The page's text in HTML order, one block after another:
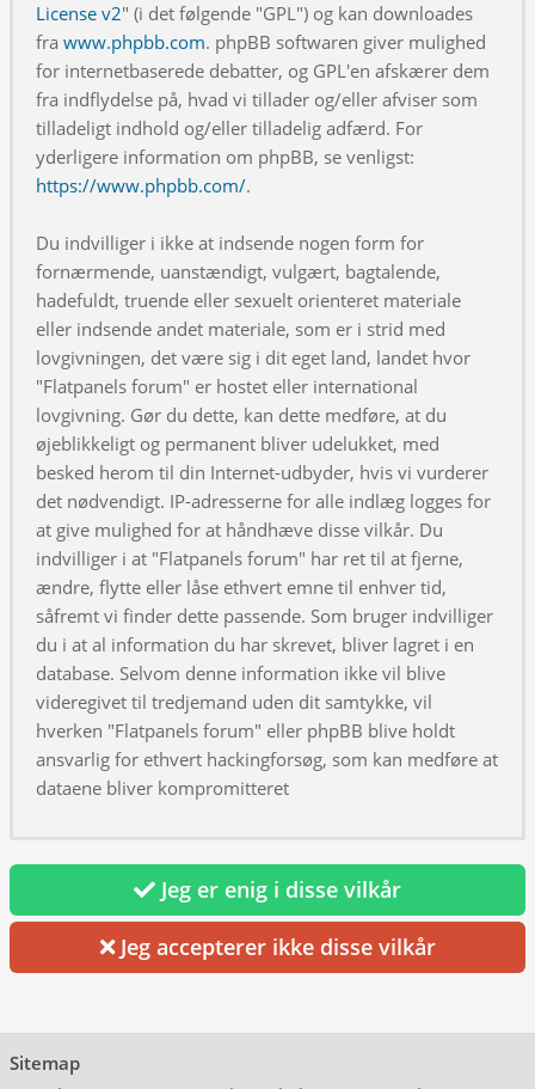
License v2" (i det følgende "GPL") og kan downloades
fra www.phpbb.com. phpBB softwaren giver mulighed
for internetbaserede debatter, og GPL'en afskærer dem
fra indflydelse på, hvad vi tillader og/eller afviser som
tilladeligt indhold og/eller tilladelig adfærd. For
yderligere information om phpBB, se venligst:
https://www.phpbb.com/.
Du indvilliger i ikke at indsende nogen form for
fornærmende, uanstændigt, vulgært, bagtalende,
hadefuldt, truende eller sexuelt orienteret materiale
eller indsende andet materiale, som er i strid med
lovgivningen, det være sig i dit eget land, landet hvor
"Flatpanels forum" er hostet eller international
lovgivning. Gør du dette, kan dette medføre, at du
øjeblikkeligt og permanent bliver udelukket, med
besked herom til din Internet-udbyder, hvis vi vurderer
det nødvendigt. IP-adresserne for alle indlæg logges for
at give mulighed for at håndhæve disse vilkår. Du
indvilliger i at "Flatpanels forum" har ret til at fjerne,
ændre, flytte eller låse ethvert emne til enhver tid,
såfremt vi finder dette passende. Som bruger indvilliger
du i at al information du har skrevet, bliver lagret i en
database. Selvom denne information ikke vil blive
videregivet til tredjemand uden dit samtykke, vil
hverken "Flatpanels forum" eller phpBB blive holdt
ansvarlig for ethvert hackingforsøg, som kan medføre at
dataene bliver kompromitteret
Jeg er enig i disse vilkår
Jeg accepterer ikke disse vilkår
Sitemap